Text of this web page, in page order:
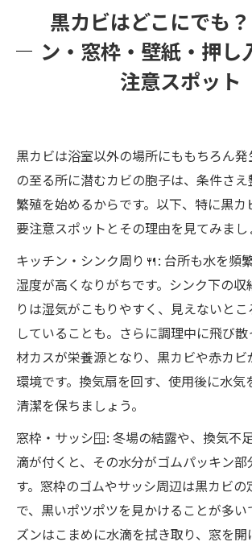
黒カビはどこにでも
ン・窓枠・壁紙・押
注意スポット
黒カビは浴室以外の場所にももちろん発
の至る所に潜むカビの胞子は、条件さ
繁殖を始めるからです。以下、特に黒カ
要注意スポットとその理由を見てみまし
キッチン・シンク周り🍴: 台所も水を頻
湿度が高くなりがちです。シンク下の収
りは湿気がこもりやすく、見えないと
していることも。さらに調理中に飛び
材カスが栄養源となり、黒カビや赤カ
環境です。換気扇を回す、使用後に水気
清潔を保ちましょう。
窓枠・サッシ🪟: 冬場の結露や、換気不
滴が付くと、その水分がゴムパッキン部
す。窓枠のゴムやサッシ周辺は黒カビの
で、黒いポツポツを見かけることが多い
ズンはこまめに水滴を拭き取り、窓を開